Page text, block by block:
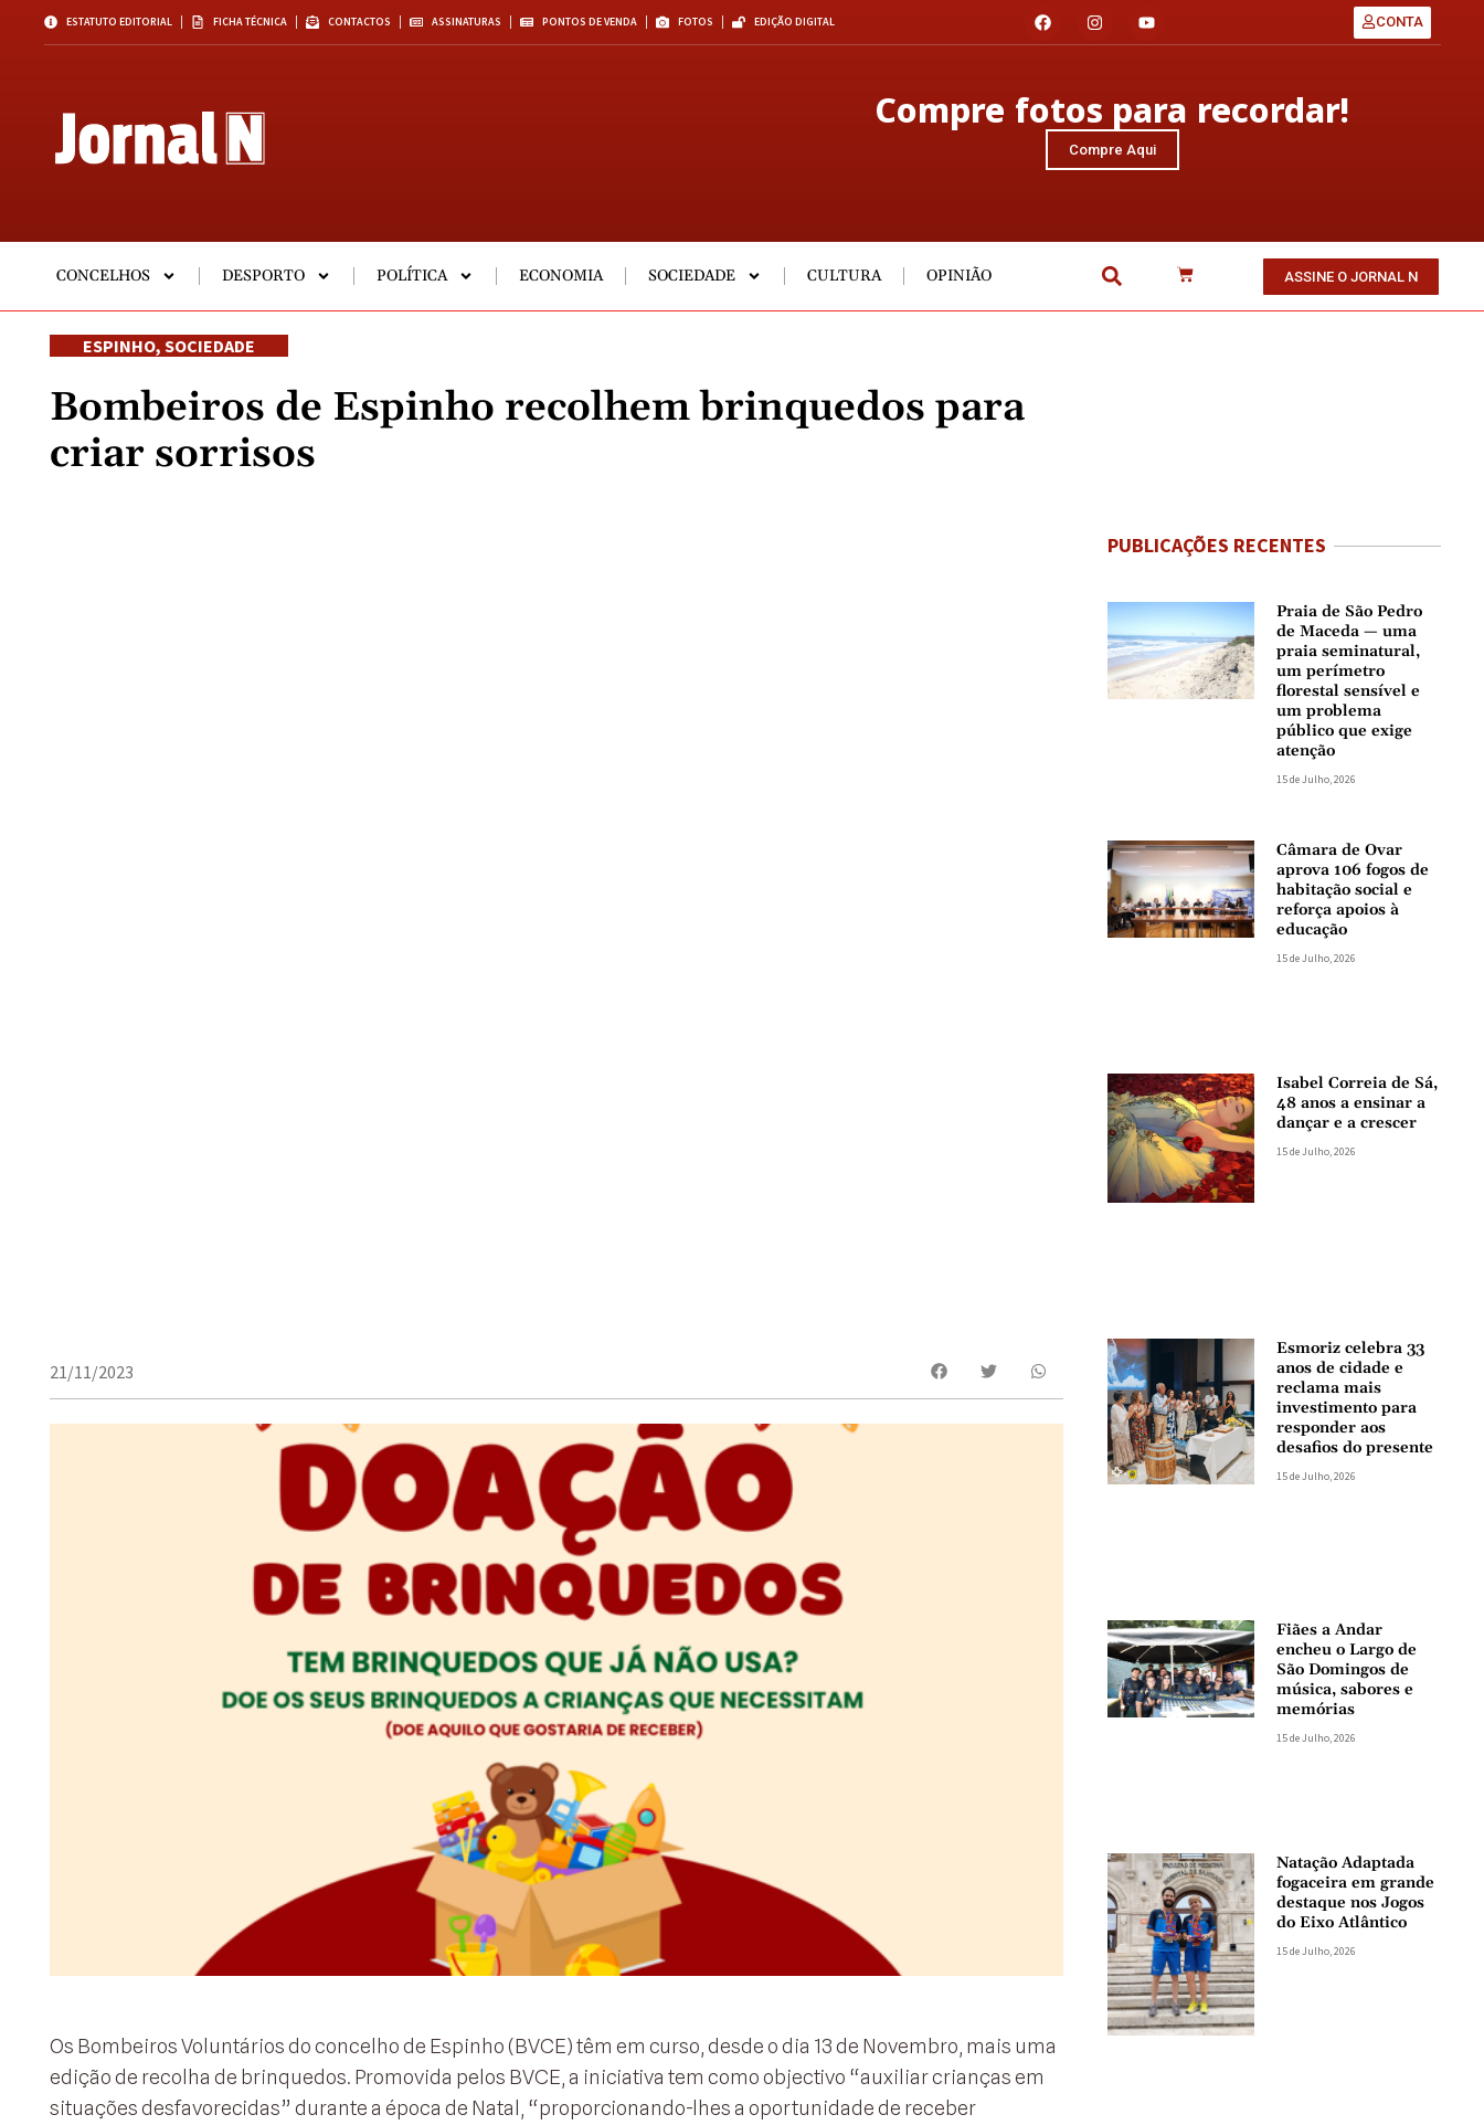
ESTATUTO EDITORIAL FICHA TÉCNICA CONTACTOS ASSINATURAS PONTOS DE VENDA FOTOS EDIÇÃO DIGITAL CONTA
Compre fotos para recordar!
Compre Aqui
CONCELHOS DESPORTO POLÍTICA ECONOMIA SOCIEDADE CULTURA OPINIÃO ASSINE O JORNAL N
ESPINHO, SOCIEDADE
Bombeiros de Espinho recolhem brinquedos para
criar sorrisos
21/11/2023
Os Bombeiros Voluntários do concelho de Espinho (BVCE) têm em curso, desde o dia 13 de Novembro, mais uma
edição de recolha de brinquedos. Promovida pelos BVCE, a iniciativa tem como objectivo “auxiliar crianças em
situações desfavorecidas” durante a época de Natal, “proporcionando-lhes a oportunidade de receber
PUBLICAÇÕES RECENTES
Praia de São Pedro
de Maceda — uma
praia seminatural,
um perímetro
florestal sensível e
um problema
público que exige
atenção
15 de Julho, 2026
Câmara de Ovar
aprova 106 fogos de
habitação social e
reforça apoios à
educação
15 de Julho, 2026
Isabel Correia de Sá,
48 anos a ensinar a
dançar e a crescer
15 de Julho, 2026
Esmoriz celebra 33
anos de cidade e
reclama mais
investimento para
responder aos
desafios do presente
15 de Julho, 2026
Fiães a Andar
encheu o Largo de
São Domingos de
música, sabores e
memórias
15 de Julho, 2026
Natação Adaptada
fogaceira em grande
destaque nos Jogos
do Eixo Atlântico
15 de Julho, 2026